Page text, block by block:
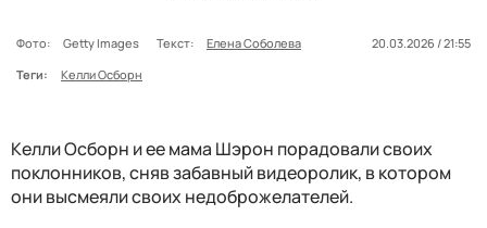
Фото: Getty Images Текст: Елена Соболева
20.03.2026 / 21:55
Теги:
Келли Осборн
Келли Осборн и ее мама Шэрон порадовали своих
поклонников, сняв забавный видеоролик, в котором
они высмеяли своих недоброжелателей.